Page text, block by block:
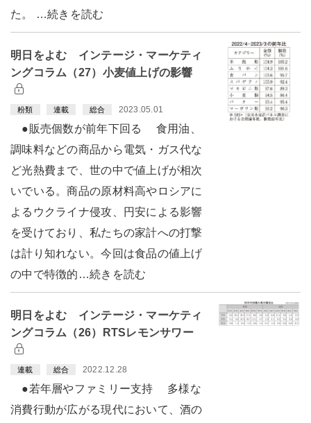
た。 …続きを読む
明日をよむ インテージ・マーケティ
ングコラム（27）小麦値上げの影響
粉類 連載 総合 2023.05.01
●販売個数が前年下回る 食用油、
調味料などの商品から電気・ガス代な
ど光熱費まで、世の中で値上げが相次
いでいる。商品の原材料高やロシアに
よるウクライナ侵攻、円安による影響
を受けており、私たちの家計への打撃
は計り知れない。今回は食品の値上げ
の中で特徴的…続きを読む
明日をよむ インテージ・マーケティ
ングコラム（26）RTSレモンサワー
連載 総合 2022.12.28
●若年層やファミリー支持 多様な
消費行動が広がる現代において、酒の